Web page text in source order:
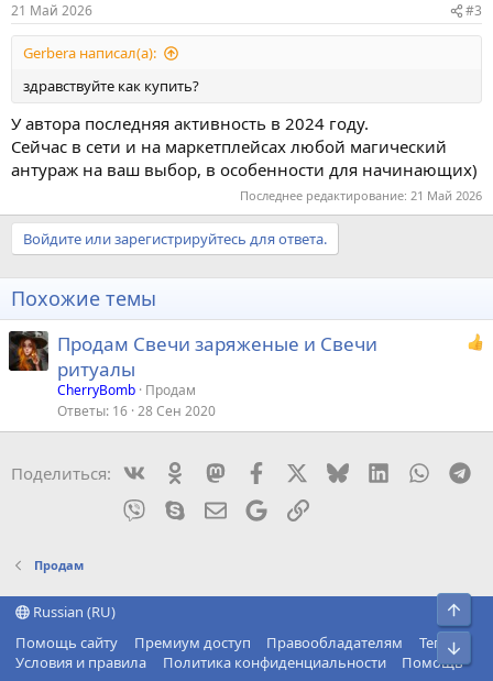
21 Май 2026 #3
Gerbera написал(а):
здравствуйте как купить?
У автора последняя активность в 2024 году.
Сейчас в сети и на маркетплейсах любой магический
антураж на ваш выбор, в особенности для начинающих)
Последнее редактирование: 21 Май 2026
Войдите или зарегистрируйтесь для ответа.
Похожие темы
Продам Свечи заряженые и Свечи
ритуалы
CherryBomb Продам
Ответы 16 28 Сен 2020
Поделиться: VkontakteOdnoklassniki
MastodonFacebook BlueskyLinkedIn
ViberSkypeЭлектронная почта
GoogleСсылка
Продам
Russian (RU)
Помощь сайту
Премиум доступ Правообладателям
Теги
Условия и правила
Политика конфиденциальности Помощь